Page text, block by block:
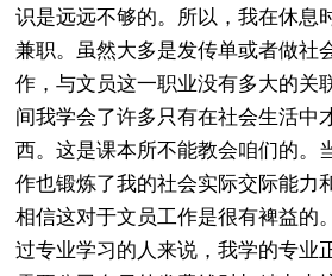
识是远远不够的。所以，我在休息
兼职。虽然大多是发传单或者做社
作，与文员这一职业没有多大的关
间我学会了许多只有在社会生活中
西。这是课本所不能教会咱们的。
作也锻炼了我的社会实际交际能力
相信这对于文员工作是很有裨益的
过专业学习的人来说，我学的专业